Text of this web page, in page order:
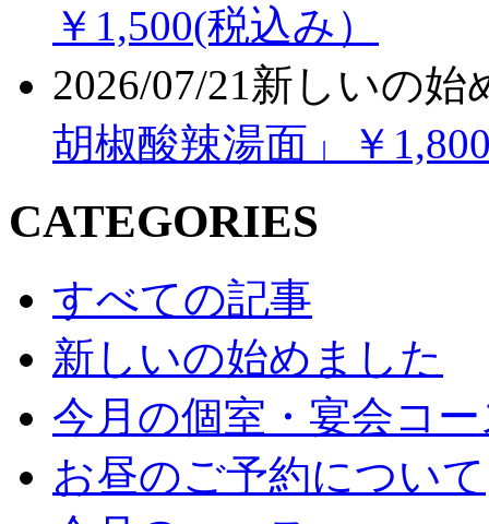
￥1,500(税込み）
2026/07/21 新しいの始
胡椒酸辣湯面」￥
CATEGORIES
すべての記事
新しいの始めました
今月の個室・宴会コ
お昼のご予約について